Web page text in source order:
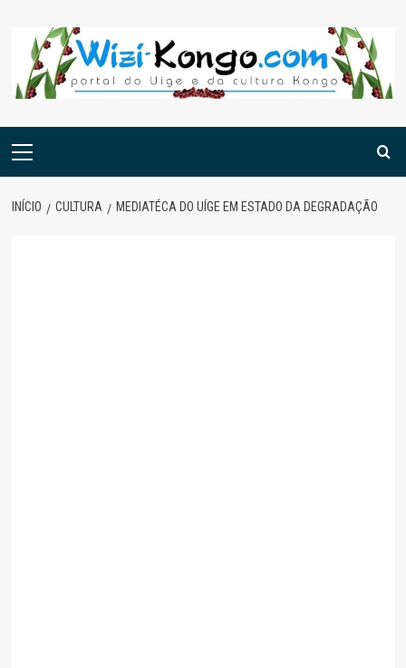
content
Menu
INÍCIO CULTURA MEDIATÉCA DO UÍGE EM ESTADO DA DEGRADAÇÃO